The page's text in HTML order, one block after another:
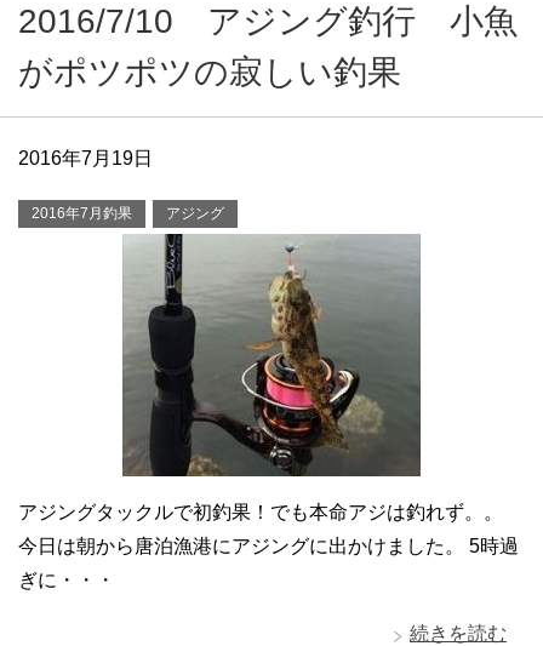
2016/7/10 アジング釣行 小魚
がポツポツの寂しい釣果
2016年7月19日
2016年7月釣果 アジング
アジングタックルで初釣果！でも本命アジは釣れず。。
今日は朝から唐泊漁港にアジングに出かけました。 5時過
ぎに・・・
続きを読む